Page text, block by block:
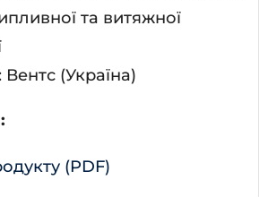
та витяжної
(Україна)
(PDF)